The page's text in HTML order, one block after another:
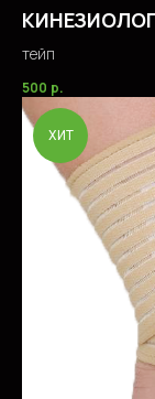
тейп
500 р.
ХИТ © 2023.
Политика